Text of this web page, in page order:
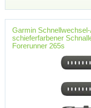
Garmin
schieferfarbener
Forerunner 265s